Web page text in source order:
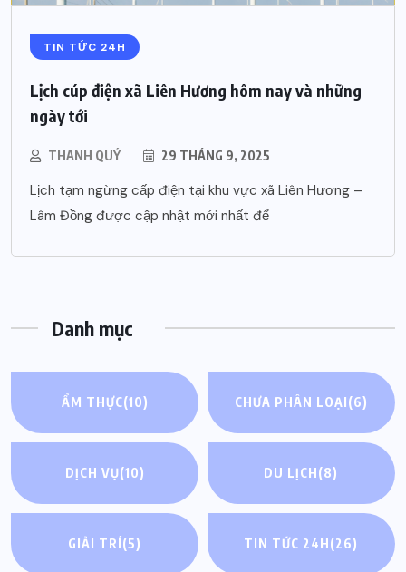
TIN TỨC 24H
Lịch cúp điện xã Liên Hương hôm nay và những
ngày tới
THANH QUÝ 29 THÁNG 9, 2025
Lịch tạm ngừng cấp điện tại khu vực xã Liên Hương –
Lâm Đồng được cập nhật mới nhất để
Danh mục
ẨM THỰC(10) CHƯA PHÂN LOẠI(6)
DỊCH VỤ(10) DU LỊCH(8)
GIẢI TRÍ(5) TIN TỨC 24H(26)